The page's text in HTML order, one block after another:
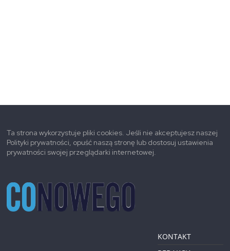
Ta strona wykorzystuje pliki cookies. Jeśli nie akceptujesz naszej
Polityki prywatności, opuść naszą stronę lub dostosuj ustawienia
prywatności swojej przeglądarki internetowej.
KONTAKT